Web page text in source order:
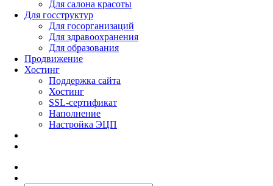
Для салона красоты
Для госструктур
Для госорганизаций
Для здравоохранения
Для образования
Продвижение
Хостинг
Поддержка сайта
Хостинг
SSL-сертификат
Наполнение
Настройка ЭЦП